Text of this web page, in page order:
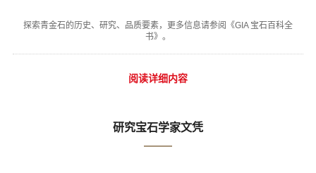
探索青金石的历史、研究、品质要素，更多信息请参阅《GIA 宝石百科全
书》。
阅读详细内容
研究宝石学家文凭